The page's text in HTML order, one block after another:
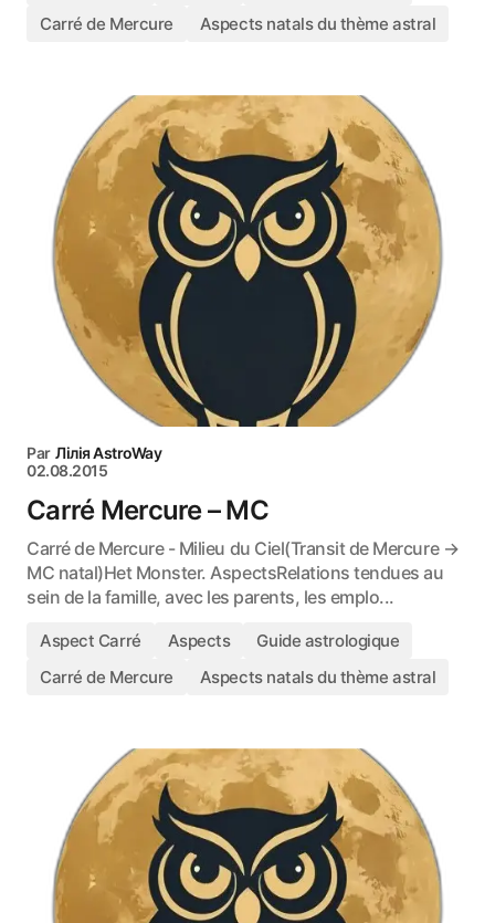
Carré de Mercure
Aspects natals du thème astral
Par Лілія AstroWay
02.08.2015
Carré Mercure – MC
Carré de Mercure - Milieu du Ciel(Transit de Mercure →
MC natal)Het Monster. AspectsRelations tendues au
sein de la famille, avec les parents, les emplo...
Aspect Carré Aspects
Guide astrologique
Carré de Mercure
Aspects natals du thème astral